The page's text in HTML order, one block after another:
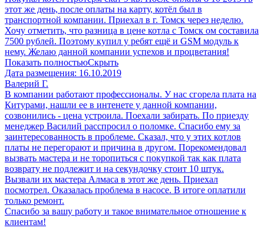
этот же день, после оплаты на карту, котёл был в
транспортной компании. Приехал в г. Томск через неделю.
Хочу отметить, что разница в цене котла с Томск ом составила
7500 рублей. Поэтому купил у ребят ещё и GSM модуль к
нему. Желаю данной компании успехов и процветания!
Показать полностьюСкрыть
Дата размещения: 16.10.2019
Валерий Г.
В компании работают профессионалы. У нас сгорела плата на
Китурами, нашли ее в интенете у данной компании,
созвонились - цена устроила. Поехали забирать. По приезду
менеджер Василий расспросил о поломке. Спасибо ему за
заинтересованность в проблеме. Сказал, что у этих котлов
платы не перегорают и причина в другом. Порекомендовал
вызвать мастера и не торопиться с покупкой так как плата
возврату не подлежит и на секундочку стоит 10 штук.
Вызвали их мастера Алмаса в этот же день. Приехал
посмотрел. Оказалась проблема в насосе. В итоге оплатили
только ремонт.
Спасибо за вашу работу и такое внимательное отношение к
клиентам!